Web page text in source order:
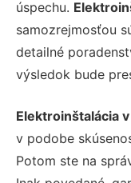
úspechu.
samozrejmosťou
detailné
výsledok bude
Elektroinštalácia
v podobe
Potom ste na